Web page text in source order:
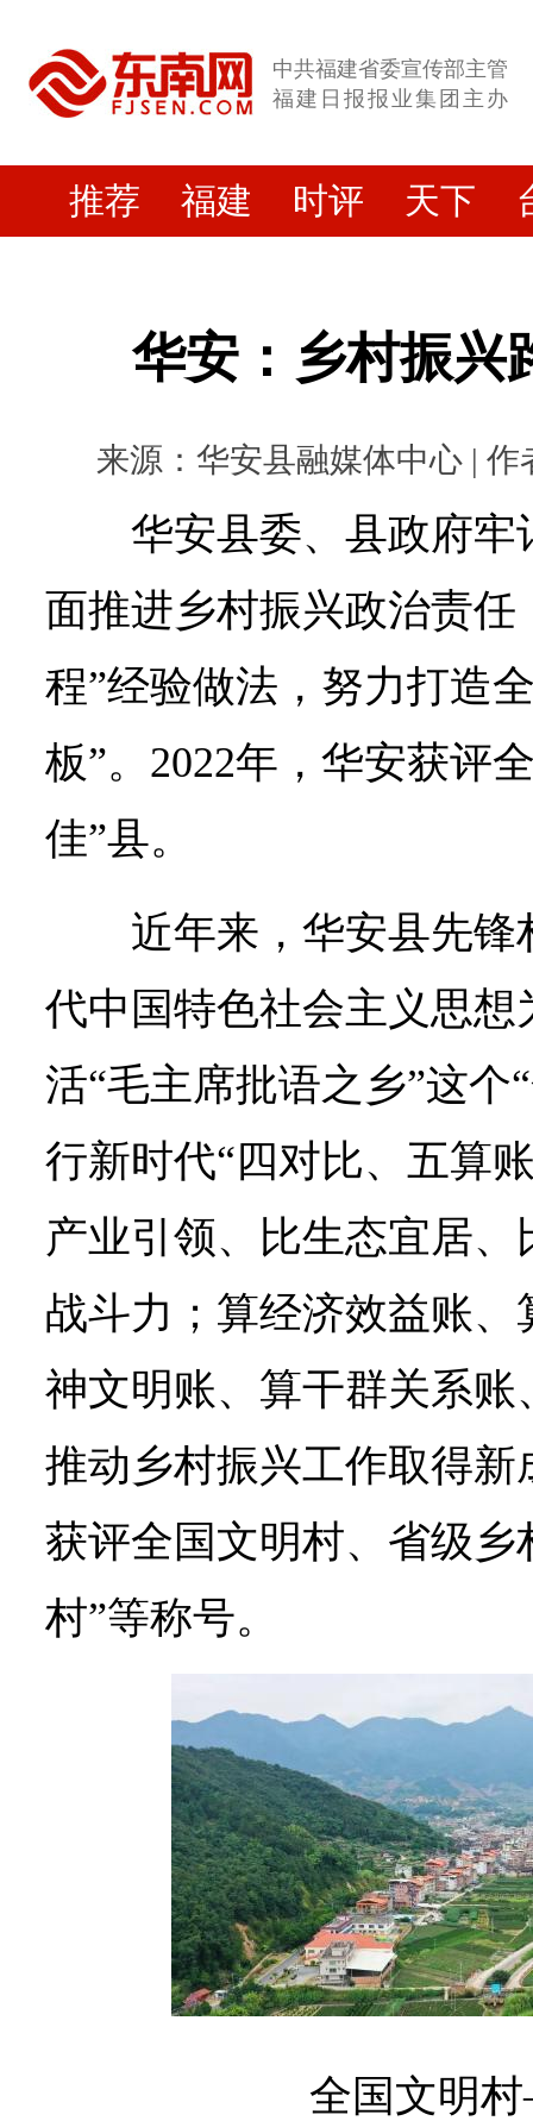
中共福建省委宣传部主管
福建日报报业集团主办
推荐 福建 时评 天下
华安：乡村振兴
来源：华安县融媒体中心 | 作
华安县委、县政府
面推进乡村振兴政治责任
程”经验做法，努力打造
板”。2022年，华安获评
佳”县。
近年来，华安县先
代中国特色社会主义思想
活“毛主席批语之乡”这个
行新时代“四对比、五算
产业引领、比生态宜居
战斗力；算经济效益账
神文明账、算干群关系
推动乡村振兴工作取得
获评全国文明村、省级乡
村”等称号。
全国文明